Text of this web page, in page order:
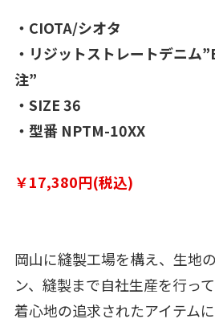
・CIOTA/シオタ
・リジットストレートデニ
注”
・SIZE 36
・型番 NPTM-10XX
￥17,380円(税込)
岡山に縫製工場を構え、生地
ン、縫製まで自社生産を行っ
着心地の追求されたアイテム